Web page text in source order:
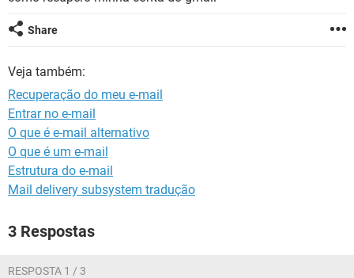
OUTLOOK EXCEL
INSTAGRAM
INSTAGRAM
GUIA DE COMPRAS
Share
Veja também:
Recuperação do meu e-mail
Entrar no e-mail
O que é e-mail alternativo
O que é um e-mail
Estrutura do e-mail
Mail delivery subsystem tradução
3 Respostas
RESPOSTA 1 / 3